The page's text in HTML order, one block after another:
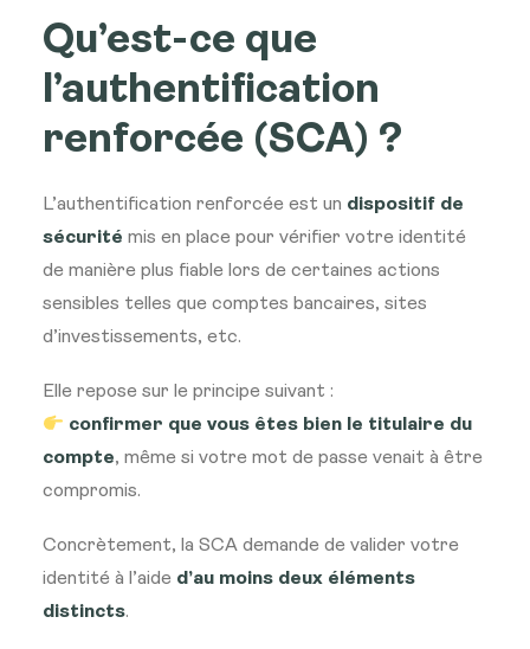
Qu’est-ce que
l’authentification
renforcée (SCA) ?
L’authentification renforcée est un dispositif de
sécurité mis en place pour vérifier votre identité
de manière plus fiable lors de certaines actions
sensibles telles que comptes bancaires, sites
d’investissements, etc.
Elle repose sur le principe suivant :
confirmer que vous êtes bien le titulaire du
compte, même si votre mot de passe venait à être
compromis.
Concrètement, la SCA demande de valider votre
identité à l’aide d’au moins deux éléments
distincts.